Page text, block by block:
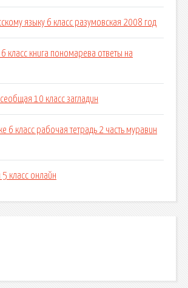
языку 6 класс разумовская 2008 год
6 класс книга пономарева ответы на
10 класс загладин
6 класс рабочая тетрадь 2 часть муравин
5 класс онлайн